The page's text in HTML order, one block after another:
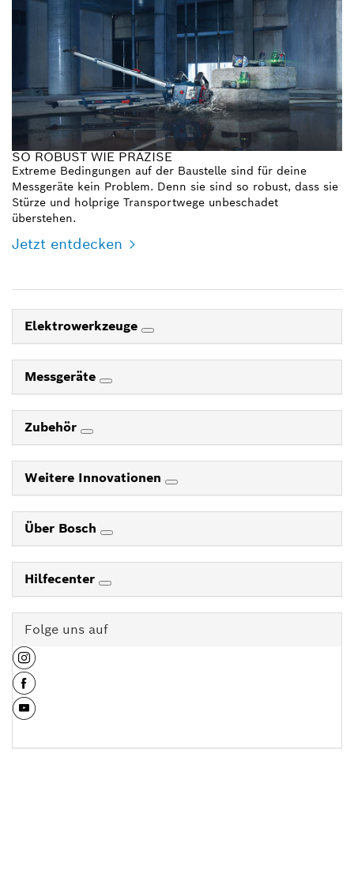
SO ROBUST WIE PRÄZISE
Extreme Bedingungen auf der Baustelle sind für deine
Messgeräte kein Problem. Denn sie sind so robust, dass sie
Stürze und holprige Transportwege unbeschadet
überstehen.
Jetzt entdecken
Elektrowerkzeuge
Messgeräte
Zubehör
Weitere Innovationen
Über Bosch
Hilfecenter
Folge uns auf